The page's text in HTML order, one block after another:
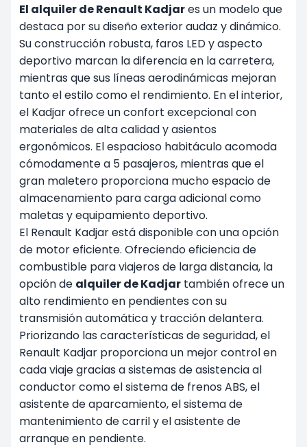
El alquiler de Renault Kadjares un modelo que
destaca por su diseño exterior audaz y dinámico.
Su construcción robusta, faros LED y aspecto
deportivo marcan la diferencia en la carretera,
mientras que sus líneas aerodinámicas mejoran
tanto el estilo como el rendimiento. En el interior,
el Kadjar ofrece un confort excepcional con
materiales de alta calidad y asientos
ergonómicos. El espacioso habitáculo acomoda
cómodamente a 5 pasajeros, mientras que el
gran maletero proporciona mucho espacio de
almacenamiento para carga adicional como
maletas y equipamiento deportivo.
El Renault Kadjar está disponible con una opción
de motor eficiente. Ofreciendo eficiencia de
combustible para viajeros de larga distancia, la
opción de alquiler de Kadjar también ofrece un
alto rendimiento en pendientes con su
transmisión automática y tracción delantera.
Priorizando las características de seguridad, el
Renault Kadjar proporciona un mejor control en
cada viaje gracias a sistemas de asistencia al
conductor como el sistema de frenos ABS, el
asistente de aparcamiento, el sistema de
mantenimiento de carril y el asistente de
arranque en pendiente.